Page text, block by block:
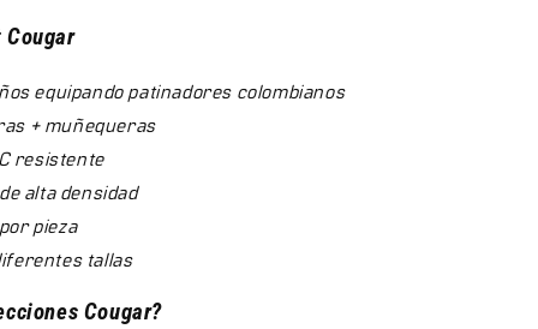
equipando patinadores colombianos
+ muñequeras
resistente
alta densidad
pieza
tallas
Cougar?